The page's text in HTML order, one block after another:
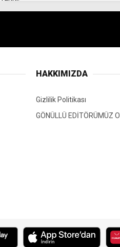
HAKKIMIZDA
Gizlilik Politikası
GÖNÜLLÜ EDİTÖRÜMÜZ OL